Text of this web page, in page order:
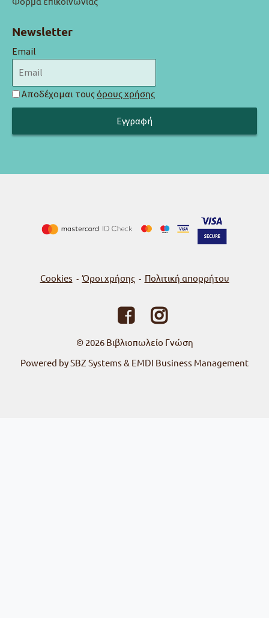
Newsletter
Email
Αποδέχομαι τους όρους χρήσης
Cookies - Όροι χρήσης - Πολιτική απορρήτου
© 2026 Βιβλιοπωλείο Γνώση
Powered by SBZ Systems & EMDI Business Management